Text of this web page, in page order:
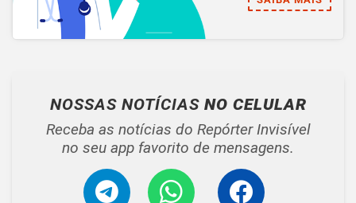
NOSSAS NOTÍCIAS NO CELULAR
Receba as notícias do Repórter Invisível
no seu app favorito de mensagens.